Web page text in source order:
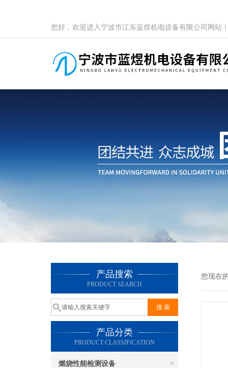
您好，欢迎进入宁波市江东蓝煜机电设备有限公司网站
产品搜索
PRODUCT SEARCH
产品分类
PRODUCT CLASSIFICATION
燃烧性能检测设备
您现在